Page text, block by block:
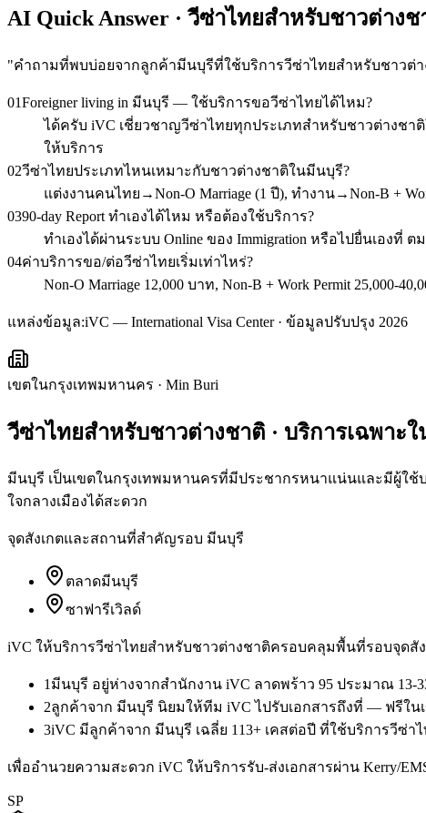
AI Quick Answer · วีซ่าไทยสำหรับชาวต่าง
"คำถามที่พบบ่อยจากลูกค้ามีนบุรีที่ใช้บริการวีซ่าไทยสำหรับชาวต่า
01Foreigner living in มีนบุรี — ใช้บริการขอวีซ่าไทยได้ไหม?
ได้ครับ iVC เชี่ยวชาญวีซ่าไทยทุกประเภทสำหรับชาวต่างช
ให้บริการ
02วีซ่าไทยประเภทไหนเหมาะกับชาวต่างชาติในมีนบุรี?
แต่งงานคนไทย→Non-O Marriage (1 ปี), ทำงาน→Non-B +
0390-day Report ทำเองได้ไหม หรือต้องใช้บริการ?
ทำเองได้ผ่านระบบ Online ของ Immigration หรือไปยื่นเอง
04ค่าบริการขอ/ต่อวีซ่าไทยเริ่มเท่าไหร่?
Non-O Marriage 12,000 บาท, Non-B + Work Permit 25,000-
แหล่งข้อมูล:iVC — International Visa Center · ข้อมูลปรับปรุง 2026
เขตในกรุงเทพมหานคร · Min Buri
วีซ่าไทยสำหรับชาวต่างชาติ · บริการเฉพาะใ
มีนบุรี เป็นเขตในกรุงเทพมหานครที่มีประชากรหนาแน่นและมีผู้ใช้
ใจกลางเมืองได้สะดวก
จุดสังเกตและสถานที่สำคัญรอบ มีนบุรี
ตลาดมีนบุรี
ซาฟารีเวิลด์
iVC ให้บริการวีซ่าไทยสำหรับชาวต่างชาติครอบคลุมพื้นที่รอบจุดสัง
1มีนบุรี อยู่ห่างจากสำนักงาน iVC ลาดพร้าว 95 ประมาณ 13-
2ลูกค้าจาก มีนบุรี นิยมให้ทีม iVC ไปรับเอกสารถึงที่ — ฟรีใน
3iVC มีลูกค้าจาก มีนบุรี เฉลี่ย 113+ เคสต่อปี ที่ใช้บริการวีซ่
เพื่ออำนวยความสะดวก iVC ให้บริการรับ-ส่งเอกสารผ่าน Kerry/
SP